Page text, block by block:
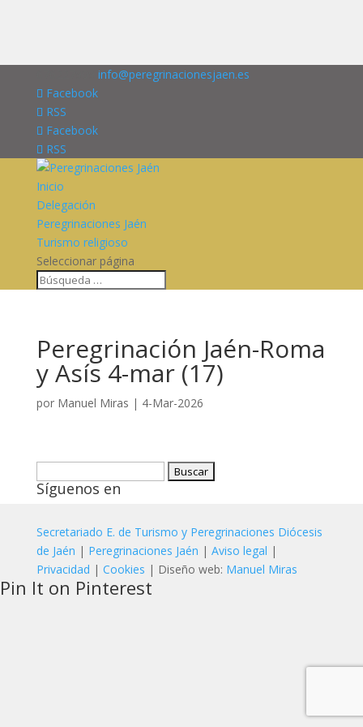
info@peregrinacionesjaen.es
Facebook
RSS
Facebook
RSS
Inicio
Delegación
Peregrinaciones Jaén
Turismo religioso
Seleccionar página
Peregrinación Jaén-Roma
y Asís 4-mar (17)
por Manuel Miras | 4-Mar-2026
Síguenos en
Secretariado E. de Turismo y Peregrinaciones Diócesis
de Jaén | Peregrinaciones Jaén | Aviso legal |
Privacidad | Cookies | Diseño web: Manuel Miras
Pin It on Pinterest